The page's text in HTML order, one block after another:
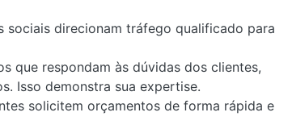
sociais direcionam tráfego qualificado para
que respondam às dúvidas dos clientes,
Isso demonstra sua expertise.
solicitem orçamentos de forma rápida e